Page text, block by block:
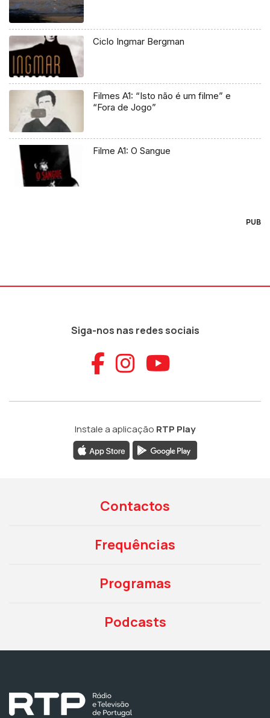
Ciclo Ingmar Bergman
Filmes A1: “Isto não é um filme” e
“Fora de Jogo”
Filme A1: O Sangue
PUB
Siga-nos nas redes sociais
Aceder ao
Aceder ao
Aceder
Instale a aplicação RTP Play
Contactos
Frequências
Programas
Podcasts